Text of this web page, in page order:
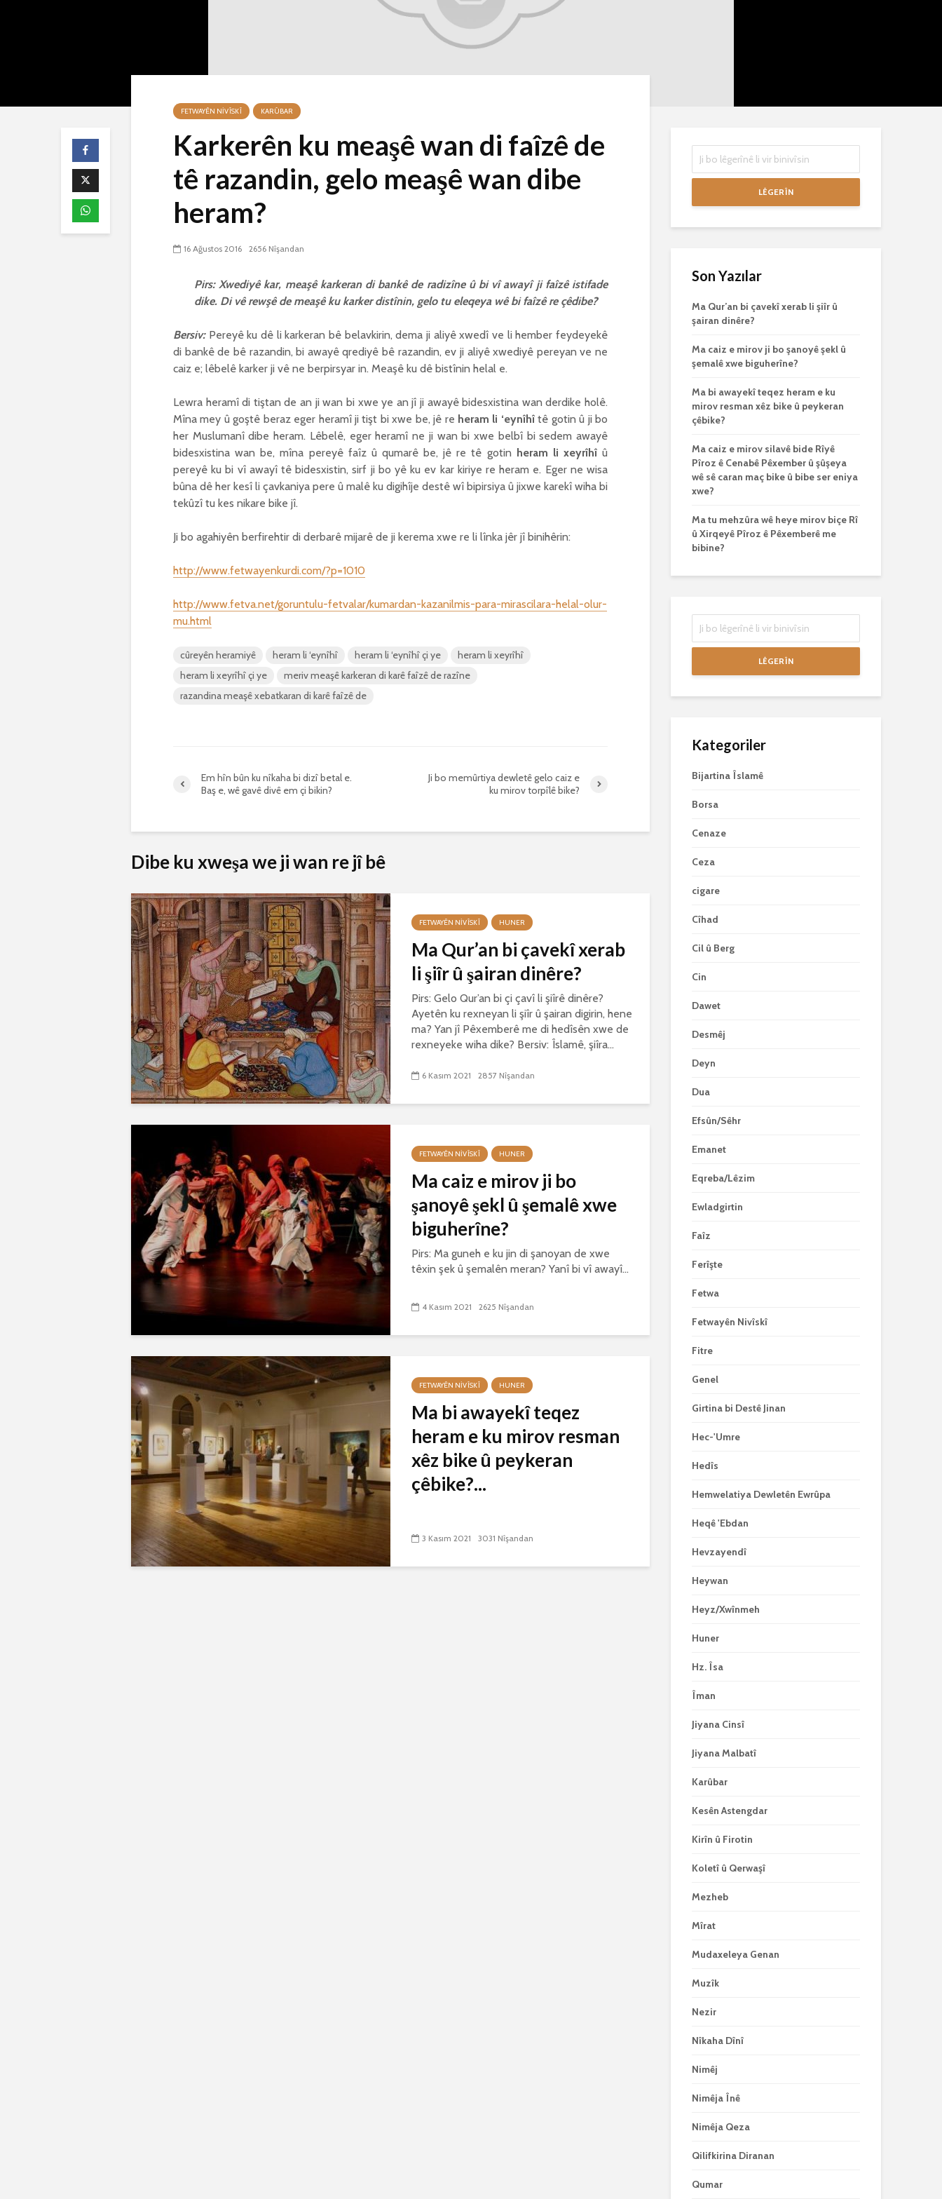
FETWAYÊN NIVÎSKÎ KARÛBAR
Karkerên ku meaşê wan di faîzê de
tê razandin, gelo meaşê wan dibe
heram?
16 Ağustos 2016 2656 Nîşandan
Pirs: Xwediyê kar, meaşê karkeran di bankê de radizîne û bi vî awayî ji faîzê istifade
dike. Di vê rewşê de meaşê ku karker distînin, gelo tu eleqeya wê bi faîzê re çêdibe?
Bersiv:Pereyê ku dê li karkeran bê belavkirin, dema ji aliyê xwedî ve li hember feydeyekê
di bankê de bê razandin, bi awayê qrediyê bê razandin, ev ji aliyê xwediyê pereyan ve ne
caiz e; lêbelê karker ji vê ne berpirsyar in. Meaşê ku dê bistînin helal e.
Lewra heramî di tiştan de an ji wan bi xwe ye an jî ji awayê bidesxistina wan derdike holê.
Mîna mey û goştê beraz eger heramî ji tişt bi xwe be, jê re heram li ‘eynîhîtê gotin û ji bo
her Muslumanî dibe heram. Lêbelê, eger heramî ne ji wan bi xwe belbî bi sedem awayê
bidesxistina wan be, mîna pereyê faîz û qumarê be, jê re tê gotin heram li xeyrîhîû
pereyê ku bi vî awayî tê bidesxistin, sirf ji bo yê ku ev kar kiriye re heram e. Eger ne wisa
bûna dê her kesî li çavkaniya pere û malê ku digihîje destê wî bipirsiya û jixwe karekî wiha bi
tekûzî tu kes nikare bike jî.
Ji bo agahiyên berfirehtir di derbarê mijarê de ji kerema xwe re li lînka jêr jî binihêrin:
http://www.fetwayenkurdi.com/?p=1010
http://www.fetva.net/goruntulu-fetvalar/kumardan-kazanilmis-para-mirascilara-helal-olur-
mu.html
cûreyên heramiyê heram li ‘eynîhî heram li ‘eynîhî çi ye
heram li xeyrîhî
heram li xeyrîhî çi ye
meriv meaşê karkeran di karê faîzê de razîne
razandina meaşê xebatkaran di karê faîzê de
Em hîn bûn ku nîkaha bi dizî betal e.
Baş e, wê gavê divê em çi bikin?
Ji bo memûrtiya dewletê gelo caiz e
ku mirov torpîlê bike?
Dibe ku xweşa we ji wan re jî bê
FETWAYÊN NIVÎSKÎ HUNER
Ma Qur’an bi çavekî xerab
li şiîr û şairan dinêre?
Pirs: Gelo Qur’an bi çi çavî li şiîrê dinêre?
Ayetên ku rexneyan li şiîr û şairan digirin, hene
ma? Yan jî Pêxemberê me di hedîsên xwe de
rexneyeke wiha dike? Bersiv: Îslamê, şiîra...
6 Kasım 2021 2857 Nîşandan
FETWAYÊN NIVÎSKÎ HUNER
Ma caiz e mirov ji bo
şanoyê şekl û şemalê xwe
biguherîne?
Pirs: Ma guneh e ku jin di şanoyan de xwe
têxin şek û şemalên meran? Yanî bi vî awayî...
4 Kasım 2021 2625 Nîşandan
FETWAYÊN NIVÎSKÎ HUNER
Ma bi awayekî teqez
heram e ku mirov resman
xêz bike û peykeran
çêbike?...
3 Kasım 2021 3031 Nîşandan
LÊGERÎN
Son Yazılar
Ma Qur’an bi çavekî xerab li şiîr û
şairan dinêre?
Ma caiz e mirov ji bo şanoyê şekl û
şemalê xwe biguherîne?
Ma bi awayekî teqez heram e ku
mirov resman xêz bike û peykeran
çêbike?
Ma caiz e mirov silavê bide Rîyê
Pîroz ê Cenabê Pêxember û şûşeya
wê sê caran maç bike û bibe ser eniya
xwe?
Ma tu mehzûra wê heye mirov biçe Rî
û Xirqeyê Pîroz ê Pêxemberê me
bibine?
LÊGERÎN
Kategoriler
Bijartina Îslamê
Borsa
Cenaze
Ceza
cigare
Cîhad
Cil û Berg
Cin
Dawet
Desmêj
Deyn
Dua
Efsûn/Sêhr
Emanet
Eqreba/Lêzim
Ewladgirtin
Faîz
Ferîşte
Fetwa
Fetwayên Nivîskî
Fitre
Genel
Girtina bi Destê Jinan
Hec-'Umre
Hedîs
Hemwelatiya Dewletên Ewrûpa
Heqê 'Ebdan
Hevzayendî
Heywan
Heyz/Xwînmeh
Huner
Hz. Îsa
Îman
Jiyana Cinsî
Jiyana Malbatî
Karûbar
Kesên Astengdar
Kirîn û Firotin
Koletî û Qerwaşî
Mezheb
Mîrat
Mudaxeleya Genan
Muzîk
Nezir
Nîkaha Dînî
Nimêj
Nimêja Înê
Nimêja Qeza
Qilifkirina Diranan
Qumar